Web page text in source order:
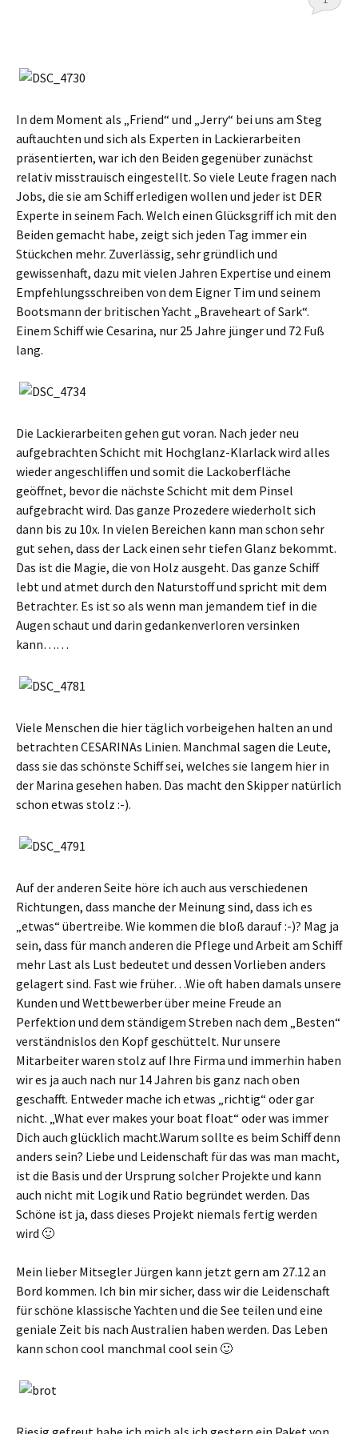
In dem Moment als „Friend“ und „Jerry“ bei uns am Steg
auftauchten und sich als Experten in Lackierarbeiten
präsentierten, war ich den Beiden gegenüber zunächst
relativ misstrauisch eingestellt. So viele Leute fragen nach
Jobs, die sie am Schiff erledigen wollen und jeder ist DER
Experte in seinem Fach. Welch einen Glücksgriff ich mit den
Beiden gemacht habe, zeigt sich jeden Tag immer ein
Stückchen mehr. Zuverlässig, sehr gründlich und
gewissenhaft, dazu mit vielen Jahren Expertise und einem
Empfehlungsschreiben von dem Eigner Tim und seinem
Bootsmann der britischen Yacht „Braveheart of Sark“.
Einem Schiff wie Cesarina, nur 25 Jahre jünger und 72 Fuß
lang.
Die Lackierarbeiten gehen gut voran. Nach jeder neu
aufgebrachten Schicht mit Hochglanz-Klarlack wird alles
wieder angeschliffen und somit die Lackoberfläche
geöffnet, bevor die nächste Schicht mit dem Pinsel
aufgebracht wird. Das ganze Prozedere wiederholt sich
dann bis zu 10x. In vielen Bereichen kann man schon sehr
gut sehen, dass der Lack einen sehr tiefen Glanz bekommt.
Das ist die Magie, die von Holz ausgeht. Das ganze Schiff
lebt und atmet durch den Naturstoff und spricht mit dem
Betrachter. Es ist so als wenn man jemandem tief in die
Augen schaut und darin gedankenverloren versinken
kann……
Viele Menschen die hier täglich vorbeigehen halten an und
betrachten CESARINAs Linien. Manchmal sagen die Leute,
dass sie das schönste Schiff sei, welches sie langem hier in
der Marina gesehen haben. Das macht den Skipper natürlich
schon etwas stolz :-).
Auf der anderen Seite höre ich auch aus verschiedenen
Richtungen, dass manche der Meinung sind, dass ich es
„etwas“ übertreibe. Wie kommen die bloß darauf :-)? Mag ja
sein, dass für manch anderen die Pflege und Arbeit am Schiff
mehr Last als Lust bedeutet und dessen Vorlieben anders
gelagert sind. Fast wie früher…Wie oft haben damals unsere
Kunden und Wettbewerber über meine Freude an
Perfektion und dem ständigem Streben nach dem „Besten“
verständnislos den Kopf geschüttelt. Nur unsere
Mitarbeiter waren stolz auf Ihre Firma und immerhin haben
wir es ja auch nach nur 14 Jahren bis ganz nach oben
geschafft. Entweder mache ich etwas „richtig“ oder gar
nicht. „What ever makes your boat float“ oder was immer
Dich auch glücklich macht.Warum sollte es beim Schiff denn
anders sein? Liebe und Leidenschaft für das was man macht,
ist die Basis und der Ursprung solcher Projekte und kann
auch nicht mit Logik und Ratio begründet werden. Das
Schöne ist ja, dass dieses Projekt niemals fertig werden
wird 🙂
Mein lieber Mitsegler Jürgen kann jetzt gern am 27.12 an
Bord kommen. Ich bin mir sicher, dass wir die Leidenschaft
für schöne klassische Yachten und die See teilen und eine
geniale Zeit bis nach Australien haben werden. Das Leben
kann schon cool manchmal cool sein 🙂